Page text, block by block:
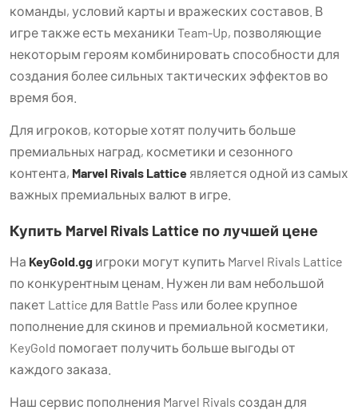
команды, условий карты и вражеских составов. В
игре также есть механики Team-Up, позволяющие
некоторым героям комбинировать способности для
создания более сильных тактических эффектов во
время боя.
Для игроков, которые хотят получить больше
премиальных наград, косметики и сезонного
контента, Marvel Rivals Lattice является одной из самых
важных премиальных валют в игре.
Купить Marvel Rivals Lattice по лучшей цене
На KeyGold.gg игроки могут купить Marvel Rivals Lattice
по конкурентным ценам. Нужен ли вам небольшой
пакет Lattice для Battle Pass или более крупное
пополнение для скинов и премиальной косметики,
KeyGold помогает получить больше выгоды от
каждого заказа.
Наш сервис пополнения Marvel Rivals создан для